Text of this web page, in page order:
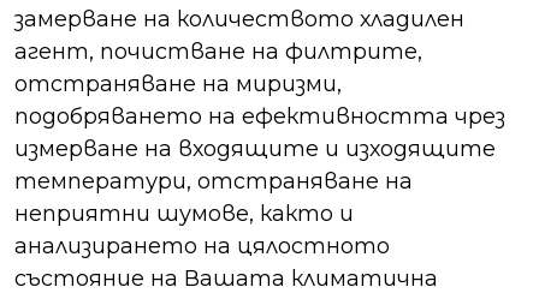
замерване на количеството хладилен
агент, почистване на филтрите,
отстраняване на миризми,
подобряването на ефективността чрез
измерване на входящите и изходящите
температури, отстраняване на
неприятни шумове, както и
анализирането на цялостното
състояние на Вашата климатична